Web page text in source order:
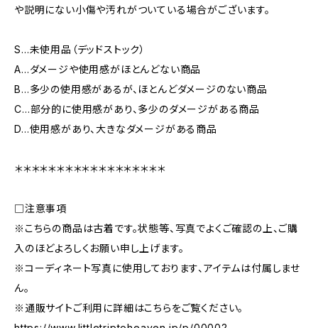
や説明にない小傷や汚れがついている場合がございます。
S…未使用品（デッドストック）
A…ダメージや使用感がほとんどない商品
B…多少の使用感があるが、ほとんどダメージのない商品
C…部分的に使用感があり、多少のダメージがある商品
D…使用感があり、大きなダメージがある商品
＊＊＊＊＊＊＊＊＊＊＊＊＊＊＊＊＊＊
□注意事項
※こちらの商品は古着です。状態等、写真でよくご確認の上、ご購
入のほどよろしくお願い申し上げます。
※コーディネート写真に使用しております、アイテムは付属しませ
ん。
※通販サイトご利用に詳細はこちらをご覧ください。